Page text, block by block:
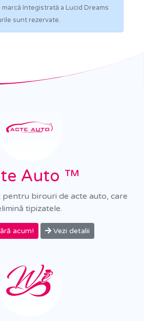
întegistrată a Lucid Dreams
sunt rezervate.
Auto ™
birouri de acte auto, care
tipizatele.
acum! Vezi detalii